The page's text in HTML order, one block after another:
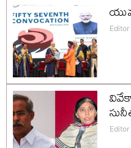
Editor
Editor